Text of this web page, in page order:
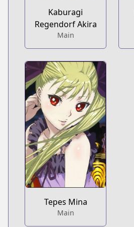
Kaburagi
Regendorf Akira
Main
Tepes Mina
Main